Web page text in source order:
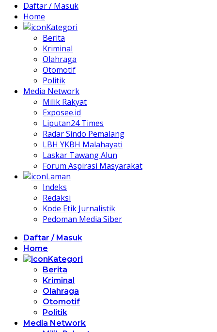
Daftar / Masuk
Home
Kategori
Berita
Kriminal
Olahraga
Otomotif
Politik
Media Network
Milik Rakyat
Exposee.id
Liputan24 Times
Radar Sindo Pemalang
LBH YKBH Malahayati
Laskar Tawang Alun
Forum Aspirasi Masyarakat
Laman
Indeks
Redaksi
Kode Etik Jurnalistik
Pedoman Media Siber
Daftar / Masuk
Home
Kategori
Berita
Kriminal
Olahraga
Otomotif
Politik
Media Network